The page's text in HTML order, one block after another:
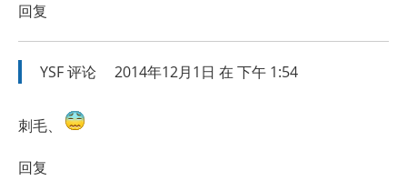
回复
YSF评论 2014年12月1日 在 下午 1:54
刺毛、
回复